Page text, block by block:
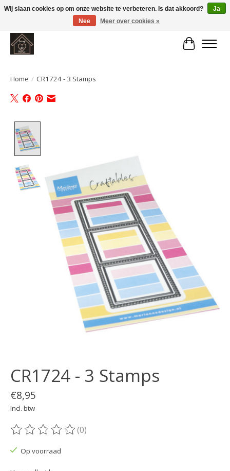
Large selection of products and fast shipping!
Home / CR1724 - 3 Stamps
CR1724 - 3 Stamps
€8,95
Incl. btw
De beoordeling van dit product is
(0)
Op voorraad
Wij slaan cookies op om onze website te verbeteren. Is dat akkoord?
Ja
Nee
Meer over cookies »